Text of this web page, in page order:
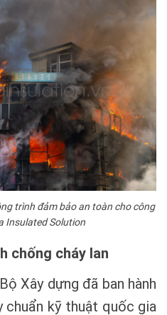
trình đảm bảo an toàn cho công
Insulated Solution
chống cháy lan
Xây dựng đã ban hành
chuẩn kỹ thuật quốc gia